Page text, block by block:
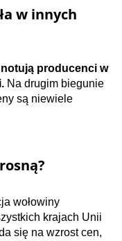
w innych
producenci w
Na drugim biegunie
są niewiele
wołowiny
krajach Unii
się na wzrost cen,